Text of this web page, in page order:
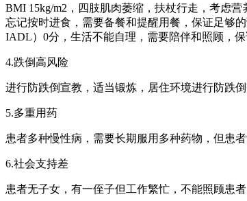
BMI 15kg/m2，四肢肌肉萎缩，扶杖行走，考虑
忘记按时进食，需要备餐和提醒用餐，保证足够
IADL）0分，生活不能自理，需要陪伴和照顾，
4.跌倒高风险
进行防跌倒宣教，适当锻炼，居住环境进行防跌倒
5.多重用药
患者多种慢性病，需要长期服用多种药物，但患
6.社会支持差
患者无子女，有一侄子但工作繁忙，不能照顾患